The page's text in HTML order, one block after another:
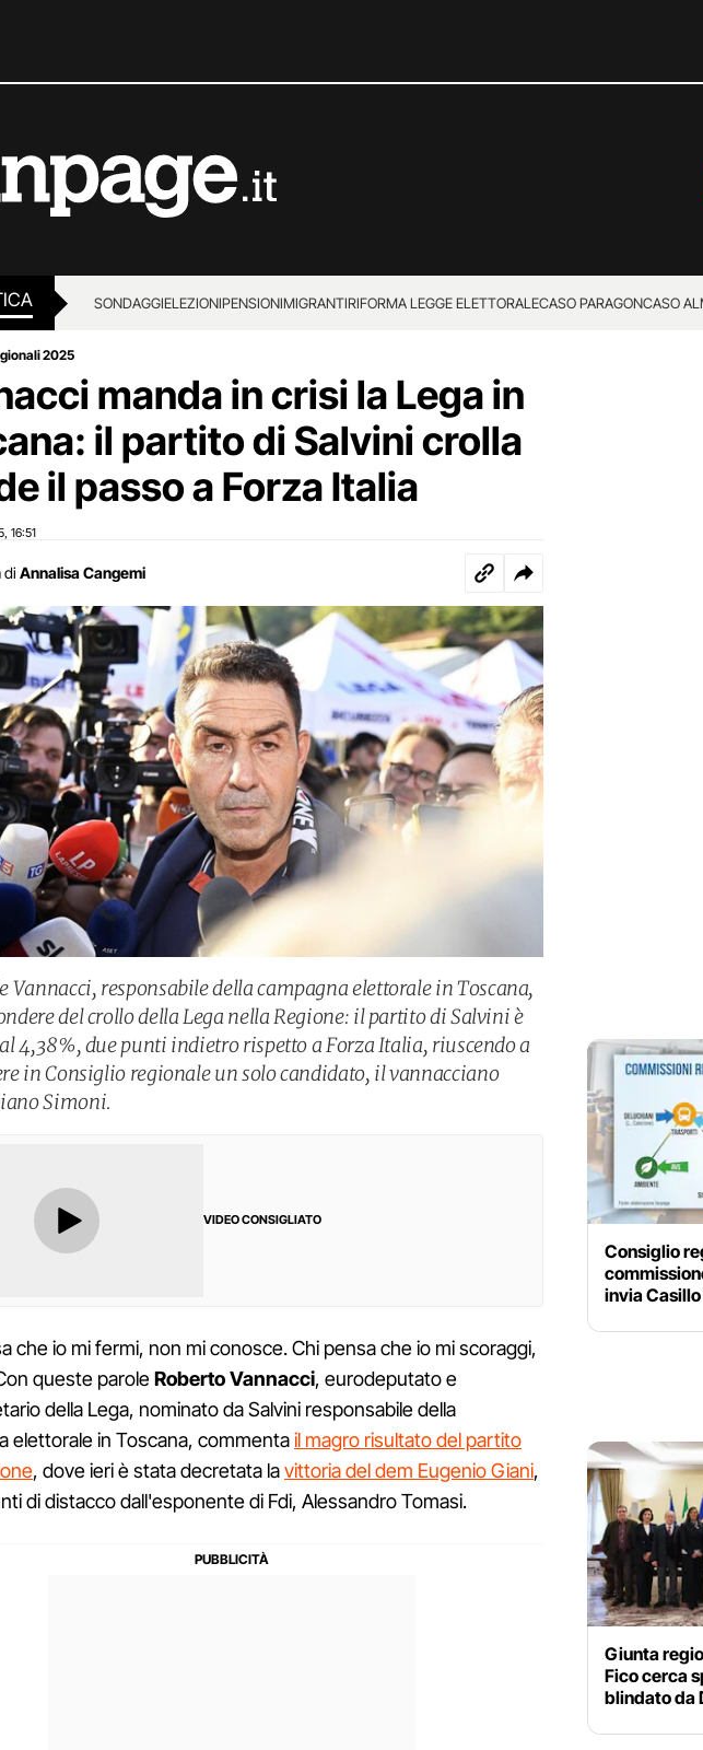
SONDAGGIELEZIONIPENSIONIMIGRANTIRIFORMA LEGGE ELETTORALECASO PARAGONCASO
2025
manda in crisi la Lega in
il partito di Salvini crolla
il passo a Forza Italia
16:51
di Annalisa Cangemi
Vannacci, responsabile della campagna elettorale in Toscana,
del crollo della Lega nella Regione: il partito di Salvini è
4,38%, due punti indietro rispetto a Forza Italia, riuscendo a
in Consiglio regionale un solo candidato, il vannacciano
Simoni.
VIDEO CONSIGLIATO
che io mi fermi, non mi conosce. Chi pensa che io mi scoraggi,
queste paroleRoberto Vannacci, eurodeputato e
della Lega, nominato da Salvini responsabile della
elettorale in Toscana, commentail magro risultato del partito
, dove ieri è stata decretata lavittoria del dem Eugenio Giani,
di distacco dall'esponente di Fdi, Alessandro Tomasi.
Consiglio
invia
Giunta
Fico cerca
blindato da